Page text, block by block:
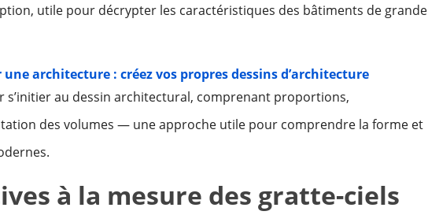
utile pour décrypter les caractéristiques des bâtiments de grande
une architecture : créez vos propres dessins d’architecture
s’initier au dessin architectural, comprenant proportions,
des volumes — une approche utile pour comprendre la forme et
à la mesure des gratte-ciels